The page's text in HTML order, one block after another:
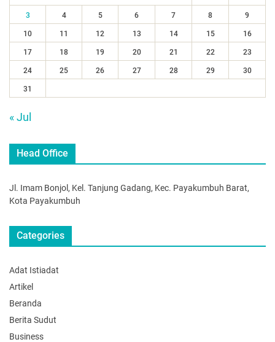
3 4 5 6 7 8 9
10 11 12 13 14 15 16
17 18 19 20 21 22 23
24 25 26 27 28 29 30
31
« Jul
Head Office
Jl. Imam Bonjol, Kel. Tanjung Gadang, Kec. Payakumbuh Barat,
Kota Payakumbuh
Categories
Adat Istiadat
Artikel
Beranda
Berita Sudut
Business